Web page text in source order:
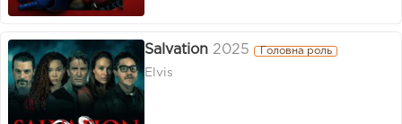
Salvation 2025 Головна роль
Elvis